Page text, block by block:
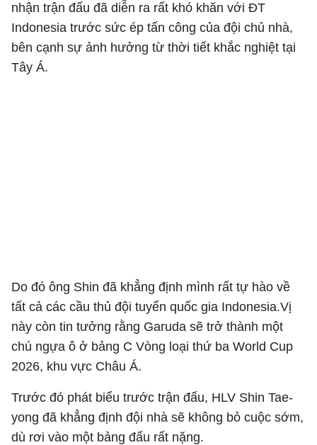
nhận trận đấu đã diễn ra rất khó khăn với ĐT
Indonesia trước sức ép tấn công của đội chủ nhà,
bên cạnh sự ảnh hưởng từ thời tiết khắc nghiệt tại
Tây Á.
Do đó ông Shin đã khẳng định mình rất tự hào về
tất cả các cầu thủ đội tuyển quốc gia Indonesia.Vị
này còn tin tưởng rằng Garuda sẽ trở thành một
chú ngựa ô ở bảng C Vòng loại thứ ba World Cup
2026, khu vực Châu Á.
Trước đó phát biểu trước trận đấu, HLV Shin Tae-
yong đã khẳng định đội nhà sẽ không bỏ cuộc sớm,
dù rơi vào một bảng đấu rất nặng.